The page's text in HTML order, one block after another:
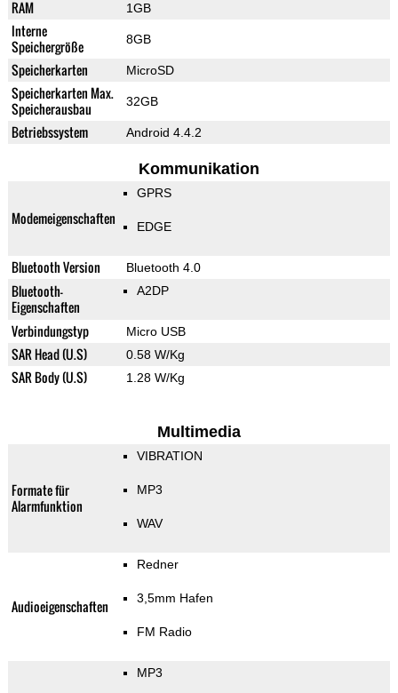
RAM 1GB
Interne
Speichergröße
8GB
Speicherkarten MicroSD
Speicherkarten Max.
Speicherausbau
32GB
Betriebssystem Android 4.4.2
Kommunikation
Modemeigenschaften
GPRS
EDGE
Bluetooth Version Bluetooth 4.0
Bluetooth-
Eigenschaften
A2DP
Verbindungstyp Micro USB
SAR Head (U.S) 0.58 W/Kg
SAR Body (U.S) 1.28 W/Kg
Multimedia
Formate für
Alarmfunktion
VIBRATION
MP3
WAV
Audioeigenschaften
Redner
3,5mm Hafen
FM Radio
MP3